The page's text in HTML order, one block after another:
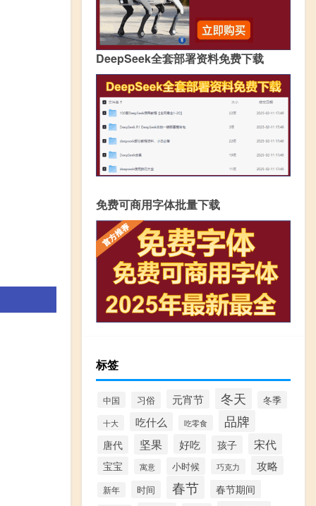
DeepSeek全套部署资料免费下载
免费可商用字体批量下载
标签
中国 习俗 元宵节 冬天 冬季
十大 吃什么 吃零食 品牌
唐代 坚果 好吃 孩子 宋代
宝宝 寓意 小时候 巧克力 攻略
新年 时间 春节 春节期间